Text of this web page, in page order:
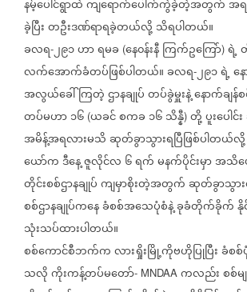
နမ့်ပေါင်ရွာထဲကျရောက်ပေါက်ကွဲခဲ့တဲ့အတွက်အ
ခဲ့ပြီးတဦးဒဏ်ရာရခဲ့တယ်လို့သိရပါတယ်။
ခလရ-၂၉၁ဟာရမခ (နေ၀န်းနီကြက်ဥကြော်) ရဲ့
လက်အောက်ခံတပ်ဖြစ်ပါတယ်။ခလရ-၂၉၁ရဲ့န
အလွယ်ခေါ်ကြတဲ့ဌာနချုပ်တပ်ခွဲမှူးနဲ့နောက်ချ
တပ်မဟာ၁၆ (ယခင်စကခ ၁၆သိန္နီ) တို့ပူးပေါင်း
အမိန့်အရလားမသိဆုတ်ခွာသွားရပြီဖြစ်ပါတယ်လို့
ယော်ကဒီနေ့ဇူလိုင်လ ၆ရက်မနက်ပိုင်းမှာအသိပ
တိုင်းစစ်ဌာနချုပ်ကျမှာစိုး‌တဲ့အတွက်ဆုတ်ခွာသွားတ
စစ်ဌာနချုပ်ကနေခံစစ်အသေပုံစံနဲ့ခုခံတိုက်ခိုက်
သုံးသပ်ထားပါတယ်။
စစ်ကောင်စီဘက်ကလားရှိုးမြို့ကိုဗဟိုပြုပြီးခံစစ်
သလိုကိုးကန့်တပ်မတော်- MNDAA ကလည်းစစ်